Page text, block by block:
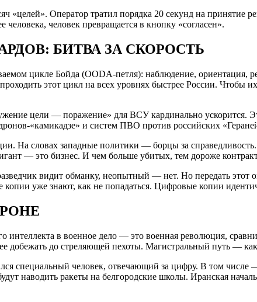
«целей». Оператор тратил порядка 20 секунд на
человек превращается в кнопку «согласен».
БИТВА ЗА СКОРОСТЬ
цикле Бойда (OODA-петля): наблюдение,
этот цикл на всех уровнях быстрее России.
цели — поражение» для ВСУ кардинально
«камикадзе» и систем ПВО против российских
На словах западные политики — борцы за
— это бизнес. И чем больше убитых, тем дороже
видит обманку, неопытный — нет. Но передать этот
копии уже знают, как не попадаться. Цифровые копии
интеллекта в военное дело — это военная революция,
добежать до стреляющей пехоты. Магистральный путь —
специальный человек, отвечающий за цифру. В том
наводить ракеты на белгородские школы. Иранская